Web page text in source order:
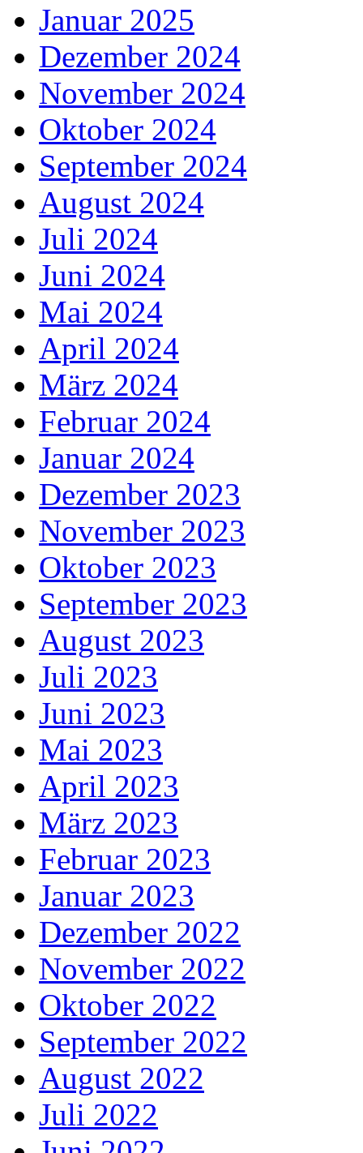
Januar 2025
Dezember 2024
November 2024
Oktober 2024
September 2024
August 2024
Juli 2024
Juni 2024
Mai 2024
April 2024
März 2024
Februar 2024
Januar 2024
Dezember 2023
November 2023
Oktober 2023
September 2023
August 2023
Juli 2023
Juni 2023
Mai 2023
April 2023
März 2023
Februar 2023
Januar 2023
Dezember 2022
November 2022
Oktober 2022
September 2022
August 2022
Juli 2022